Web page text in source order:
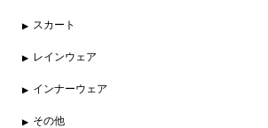
スカート
レインウェア
インナーウェア
その他